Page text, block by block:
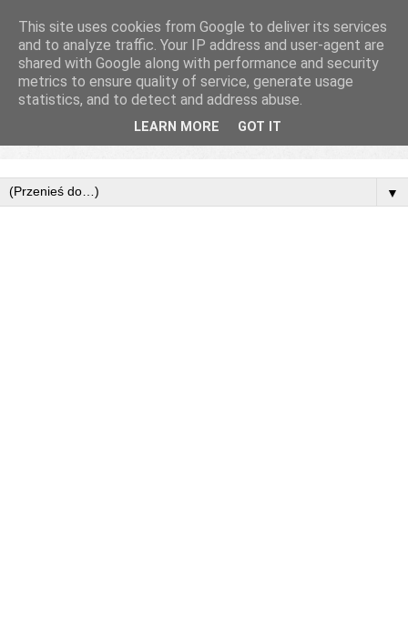
▼
This site uses cookies from Google to deliver its services
and to analyze traffic. Your IP address and user-agent are
shared with Google along with performance and security
metrics to ensure quality of service, generate usage
statistics, and to detect and address abuse.
LEARN MORE GOT IT